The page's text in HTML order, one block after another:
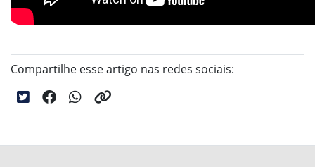
Compartilhe esse artigo nas redes sociais: